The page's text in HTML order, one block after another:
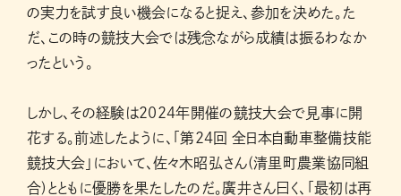
の実力を試す良い機会になると捉え、参加を決めた。た
だ、この時の競技大会では残念ながら成績は振るわなか
ったという。
しかし、その経験は2024年開催の競技大会で見事に開
花する。前述したように、「第24回 全日本自動車整備技能
競技大会」において、佐々木昭弘さん(清里町農業協同組
合)とともに優勝を果たしたのだ。廣井さん曰く、「最初は再